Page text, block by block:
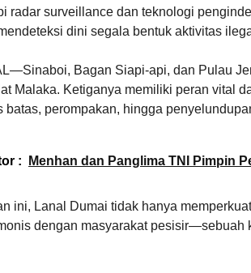
radar surveillance dan teknologi
dini segala bentuk aktivitas
Bagan Siapi-api, dan Pulau
Malaka. Ketiganya memiliki peran vital
batas, perompakan, hingga
: Menhan dan Panglima TNI Pimpin
ini, Lanal Dumai tidak hanya
dengan masyarakat pesisir—sebuah